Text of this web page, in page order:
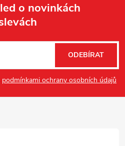
o novinkách
podmínkami ochrany osobních údajů
ODEBÍRAT